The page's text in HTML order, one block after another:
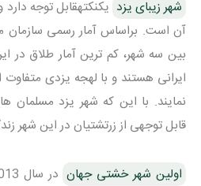
شهر زیبای یزد یکنکتهقابل توجه
آن است. براساس آمار رسمی سازمان
بین سه شهر، کم ترین آمار طلاق در
ایرانی هستند و با لهجه یزدی
نمایند. با این که شهر یزد مسلمان
قابل توجهی از زرتشتیان در این شهر
اولین شهر خشتی جهان